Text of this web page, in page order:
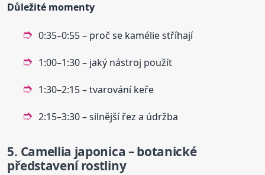
Důležité momenty
0:35–0:55 – proč se kamélie stříhají
1:00–1:30 – jaký nástroj použít
1:30–2:15 – tvarování keře
2:15–3:30 – silnější řez a údržba
5. Camellia japonica – botanické
představení rostliny